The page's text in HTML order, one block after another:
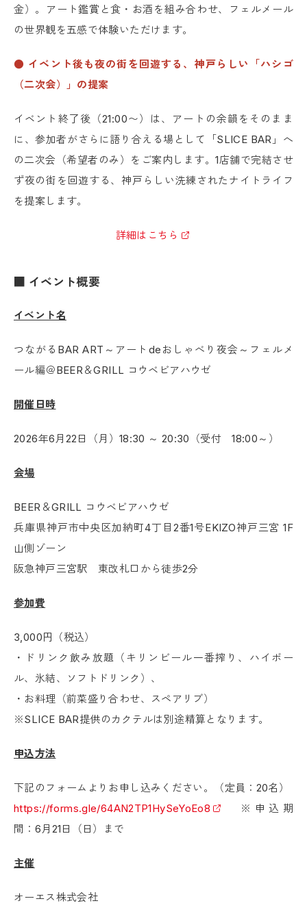
金）。アート鑑賞と食・お酒を組み合わせ、フェルメール
の世界観を五感で体験いただけます。
● イベント後も夜の街を回遊する、神戸らしい「ハシゴ
（二次会）」の提案
イベント終了後（21:00〜）は、アートの余韻をそのまま
に、参加者がさらに語り合える場として「SLICE BAR」へ
の二次会（希望者のみ）をご案内します。1店舗で完結させ
ず夜の街を回遊する、神戸らしい洗練されたナイトライフ
を提案します。
詳細はこちら
■ イベント概要
イベント名
つながるBAR ART～アートdeおしゃべり夜会～フェルメ
ール編＠BEER＆GRILL コウベビアハウゼ
開催日時
2026年6月22日（月）18:30 ～ 20:30（受付 18:00～）
会場
BEER＆GRILL コウベビアハウゼ
兵庫県神戸市中央区加納町4丁目2番1号EKIZO神戸三宮 1F
山側ゾーン
阪急神戸三宮駅 東改札口から徒歩2分
参加費
3,000円（税込）
・ドリンク飲み放題（キリンビール一番搾り、ハイボー
ル、氷結、ソフトドリンク）、
・お料理（前菜盛り合わせ、スペアリブ）
※SLICE BAR提供のカクテルは別途精算となります。
申込方法
下記のフォームよりお申し込みください。（定員：20名）
https://forms.gle/64AN2TP1HySeYoEo8
※申込期
間：6月21日（日）まで
主催
オーエス株式会社